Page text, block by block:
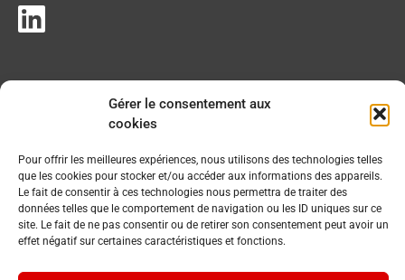
Gérer le consentement aux
cookies
Pour offrir les meilleures expériences, nous utilisons des technologies telles
que les cookies pour stocker et/ou accéder aux informations des appareils.
Le fait de consentir à ces technologies nous permettra de traiter des
données telles que le comportement de navigation ou les ID uniques sur ce
site. Le fait de ne pas consentir ou de retirer son consentement peut avoir un
effet négatif sur certaines caractéristiques et fonctions.